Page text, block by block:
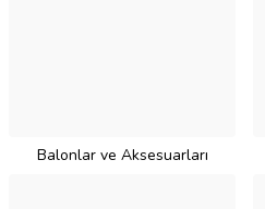
Balonlar ve Aksesuarları